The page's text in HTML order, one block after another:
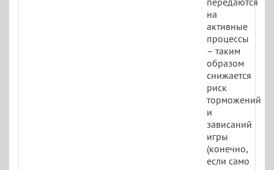
на
активные
процессы
– таким
образом
снижается
риск
торможений
и
зависаний
игры
(конечно,
если само